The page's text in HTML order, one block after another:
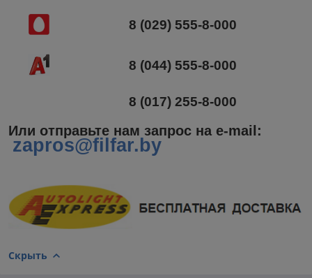
8 (029) 555-8-000
8 (044) 555-8-000
8 (017) 255-8-000
Или отправьте нам запрос на e-mail :
zapros@filfar.by
Скрыть